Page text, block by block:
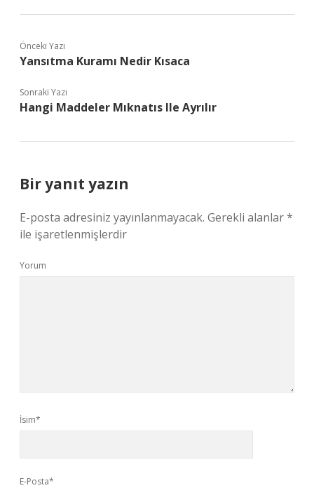
Önceki Yazı
Yansıtma Kuramı Nedir Kısaca
Sonraki Yazı
Hangi Maddeler Mıknatıs Ile Ayrılır
Bir yanıt yazın
E-posta adresiniz yayınlanmayacak. Gerekli alanlar*
ile işaretlenmişlerdir
Yorum
İsim*
E-Posta*